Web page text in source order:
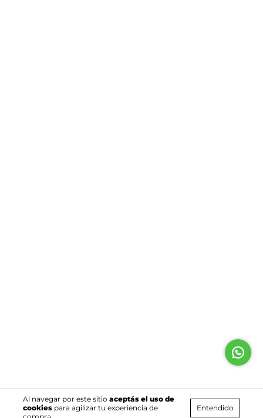
Al navegar por este sitio aceptás el uso de
cookies para agilizar tu experiencia de
Entendido